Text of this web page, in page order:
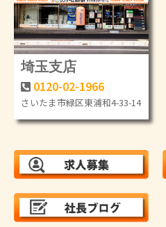
埼玉支店
0120-02-1966
さいたま市緑区東浦和4-33-14